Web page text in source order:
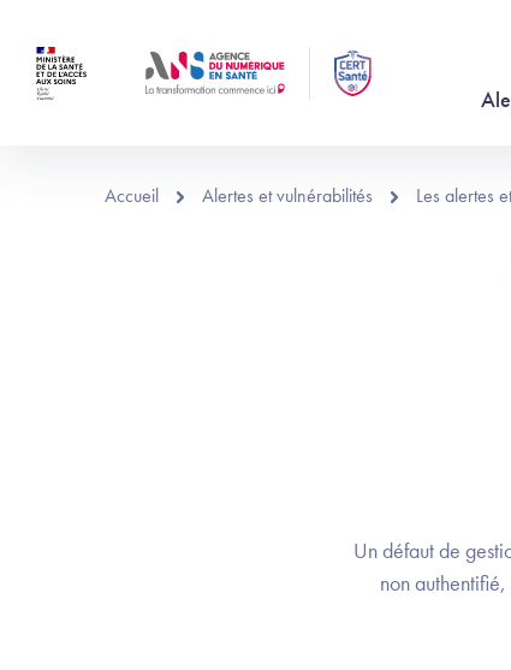
Accueil Alertes et vulnérabilités Les alertes
Un défaut de
non